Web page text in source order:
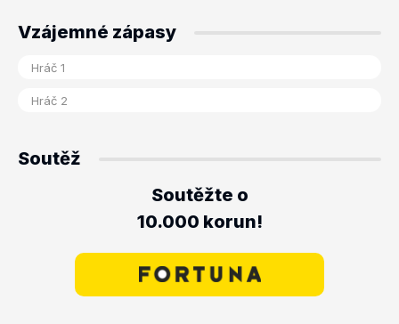
Vzájemné zápasy
Soutěž
Soutěžte o
10.000 korun!